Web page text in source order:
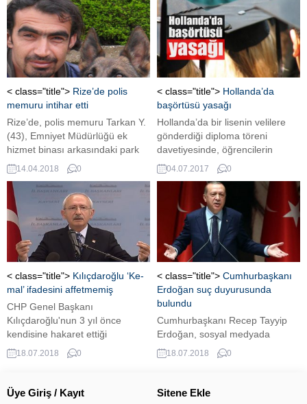
düşünmüyorum" açıklamasında
bulundu.
oy kullanan 11 Türk asıllı Alman
milletvekili hakkında suç
duyurusunda bulundu.
< class="title"> Rize’de polis
memuru intihar etti
Rize’de, polis memuru Tarkan Y.
(43), Emniyet Müdürlüğü ek
hizmet binası arkasındaki park
alanında beylik tabancası ile
başına ateş ederek intihar etti
Olay bugün saat 14.00
sıralarında, Camiönü
Mahallesi’nde meydana geldi.
Rize Emniyet Müdürlüğü
Narkotik Suçlarla Mücadele
Şubesi’nde görevli polis memuru
Tarkan Y., ek hizmet binası
arkasındaki park alanında...
14.04.2018 0
< class="title"> Hollanda’da
başörtüsü yasağı
Hollanda’da bir lisenin velilere
gönderdiği diploma töreni
davetiyesinde, öğrencilerin
törene başörtüsü ile gelmemeleri
istendi.
04.07.2017 0
< class="title"> Kılıçdaroğlu ‘Ke-
mal’ ifadesini affetmemiş
CHP Genel Başkanı
Kılıçdaroğlu'nun 3 yıl önce
kendisine hakaret ettiği
gerekçesiyle 6 kişi hakkında suç
duyurusunda bulunduğu ortaya
toplantısında "Sen eleştiriye
18.07.2018 0
< class="title"> Cumhurbaşkanı
Erdoğan suç duyurusunda
bulundu
Cumhurbaşkanı Recep Tayyip
Erdoğan, sosyal medyada
kendisine ilişkin hakaret içeren
karikatür paylaşan Kılıçdaroğlu
suç duyurusunda bulundu.
18.07.2018 0
Üye Giriş / Kayıt Sitene Ekle